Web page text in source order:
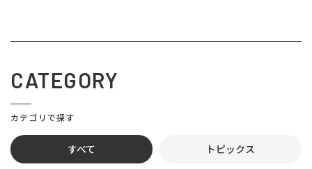
CATEGORY
カテゴリで探す
すべて トピックス